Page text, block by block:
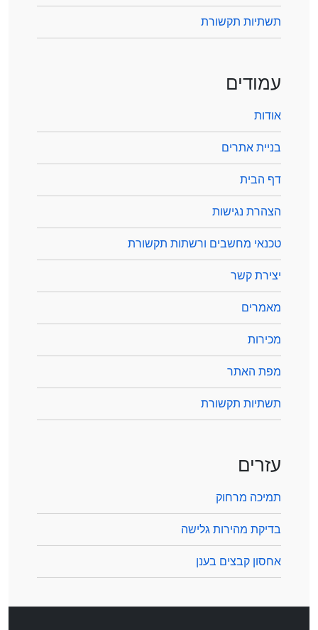
תשתיות תקשורת
עמודים
אודות
בניית אתרים
דף הבית
הצהרת נגישות
טכנאי מחשבים ורשתות תקשורת
יצירת קשר
מאמרים
מכירות
מפת האתר
תשתיות תקשורת
עזרים
תמיכה מרחוק
בדיקת מהירות גלישה
אחסון קבצים בענן